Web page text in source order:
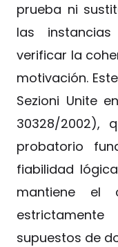
prueba ni
las
verificar la
motivación.
Sezioni Unite
30328/2002),
probatorio
fiabilidad
mantiene el
supuestos de